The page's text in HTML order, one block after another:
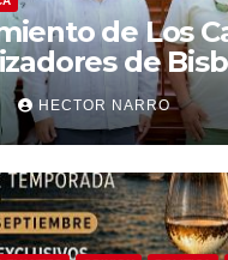
de Los
de
acciones
HECTOR NARRO